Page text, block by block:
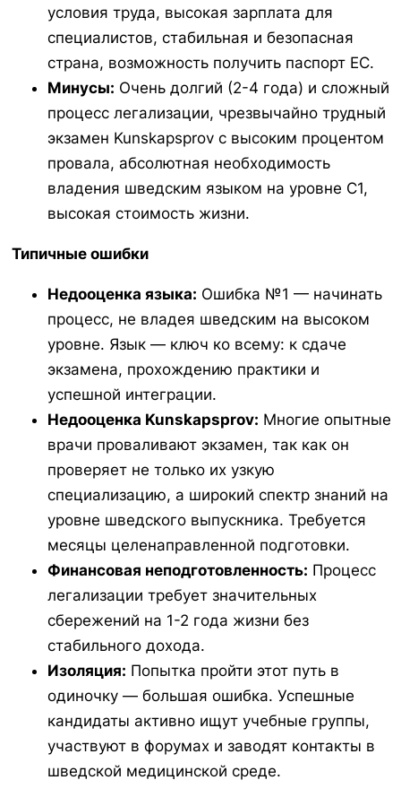
условия труда, высокая зарплата для
специалистов, стабильная и безопасная
страна, возможность получить паспорт ЕС.
Минусы: Очень долгий (2-4 года) и сложный
процесс легализации, чрезвычайно трудный
экзамен Kunskapsprov с высоким процентом
провала, абсолютная необходимость
владения шведским языком на уровне C1,
высокая стоимость жизни.
Типичные ошибки
Недооценка языка: Ошибка №1 — начинать
процесс, не владея шведским на высоком
уровне. Язык — ключ ко всему: к сдаче
экзамена, прохождению практики и
успешной интеграции.
Недооценка Kunskapsprov: Многие опытные
врачи проваливают экзамен, так как он
проверяет не только их узкую
специализацию, а широкий спектр знаний на
уровне шведского выпускника. Требуется
месяцы целенаправленной подготовки.
Финансовая неподготовленность: Процесс
легализации требует значительных
сбережений на 1-2 года жизни без
стабильного дохода.
Изоляция: Попытка пройти этот путь в
одиночку — большая ошибка. Успешные
кандидаты активно ищут учебные группы,
участвуют в форумах и заводят контакты в
шведской медицинской среде.